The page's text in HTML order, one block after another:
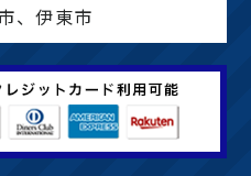
、伊東市